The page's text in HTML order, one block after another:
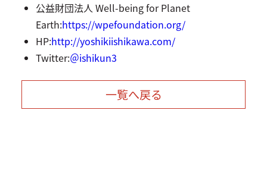
公益財団法⼈ Well-being for Planet
Earth:https://wpefoundation.org/
HP:http://yoshikiishikawa.com/
Twitter:＠ishikun3
一覧へ戻る